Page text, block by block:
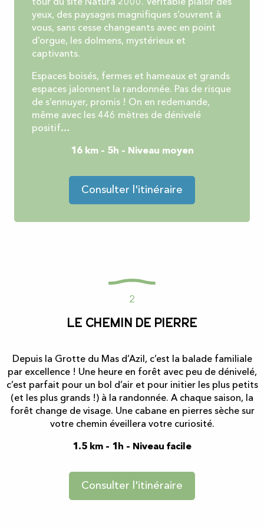
tour du site Natura 2000. Véritable plaisir des
yeux, des paysages magnifiques s’ouvrent à
vous, sans cesse changeants avec en point
d’orgue, les dolmens, mystérieux et
captivants.
Espaces boisés, fermes et hameaux et grands
espaces jalonnent la randonnée. Pas de risque
de s’ennuyer, promis ! On en redemande,
même avec les 446 mètres de dénivelé
positif…
16 km – 5h – Niveau moyen
Consulter l'itinéraire
2
Le chemin de pierre
Depuis la Grotte du Mas d’Azil, c’est la balade familiale
par excellence ! Une heure en forêt avec peu de dénivelé,
c’est parfait pour un bol d’air et pour initier les plus petits
(et les plus grands !) à la randonnée. A chaque saison, la
forêt change de visage. Une cabane en pierres sèche sur
votre chemin éveillera votre curiosité.
1.5 km – 1h – Niveau facile
Consulter l'itinéraire